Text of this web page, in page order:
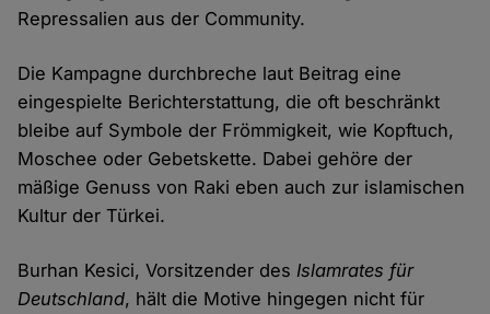
Repressalien aus der Community.
Die Kampagne durchbreche laut Beitrag eine
eingespielte Berichterstattung, die oft beschränkt
bleibe auf Symbole der Frömmigkeit, wie Kopftuch,
Moschee oder Gebetskette. Dabei gehöre der
mäßige Genuss von Raki eben auch zur islamischen
Kultur der Türkei.
Burhan Kesici, Vorsitzender des Islamrates für
Deutschland, hält die Motive hingegen nicht für